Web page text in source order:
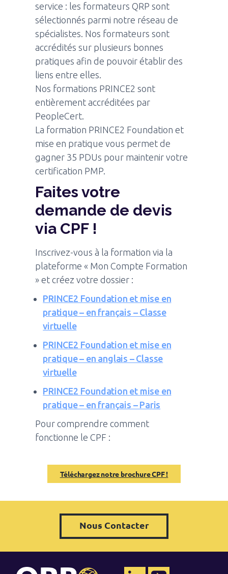
service : les formateurs QRP sont
sélectionnés parmi notre réseau de
spécialistes. Nos formateurs sont
accrédités sur plusieurs bonnes
pratiques afin de pouvoir établir des
liens entre elles.
Nos formations PRINCE2 sont
entièrement accréditées par
PeopleCert.
La formation PRINCE2 Foundation et
mise en pratique vous permet de
gagner 35 PDUs pour maintenir votre
certification PMP.
Faites votre
demande de devis
via CPF !
Inscrivez-vous à la formation via la
plateforme « Mon Compte Formation
» et créez votre dossier :
PRINCE2 Foundation et mise en
pratique – en français – Classe
virtuelle
PRINCE2 Foundation et mise en
pratique – en anglais – Classe
virtuelle
PRINCE2 Foundation et mise en
pratique – en français – Paris
Pour comprendre comment
fonctionne le CPF :
Téléchargez notre brochure CPF !
Nous Contacter